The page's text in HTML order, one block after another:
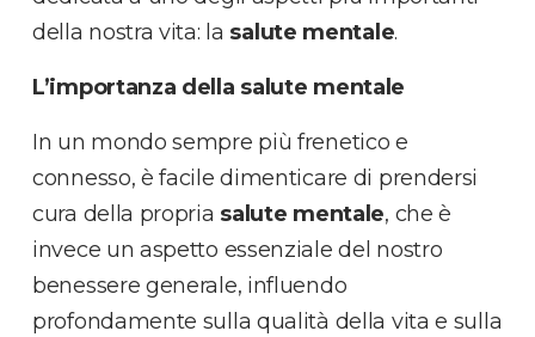
della nostra vita: la salute mentale.
L’importanza della salute mentale
In un mondo sempre più frenetico e
connesso, è facile dimenticare di prendersi
cura della propria salute mentale, che è
invece un aspetto essenziale del nostro
benessere generale, influendo
profondamente sulla qualità della vita e sulla